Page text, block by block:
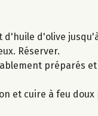
d'olive
Réserver.
préparés
et cuire à feu